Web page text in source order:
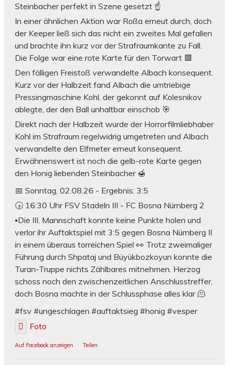
Steinbacher perfekt in Szene gesetzt ☝️
In einer ähnlichen Aktion war Roßa erneut durch, doch
der Keeper ließ sich das nicht ein zweites Mal gefallen
und brachte ihn kurz vor der Strafraumkante zu Fall.
Die Folge war eine rote Karte für den Torwart 🟥
Den fälligen Freistoß verwandelte Albach konsequent.
Kurz vor der Halbzeit fand Albach die umtriebige
Pressingmaschine Kohl, der gekonnt auf Kolesnikov
ablegte, der den Ball unhaltbar einschob 🎯
Direkt nach der Halbzeit wurde der Horrorfilmliebhaber
Kohl im Strafraum regelwidrig umgetreten und Albach
verwandelte den Elfmeter erneut konsequent.
Erwähnenswert ist noch die gelb-rote Karte gegen
den Honig liebenden Steinbacher 🍯
📅 Sonntag, 02.08.26 - Ergebnis: 3:5
🕟 16:30 Uhr FSV Stadeln III - FC Bosna Nürnberg 2
▪️Die III. Mannschaft konnte keine Punkte holen und
verlor ihr Auftaktspiel mit 3:5 gegen Bosna Nürnberg II
in einem überaus torreichen Spiel 👀 Trotz zweimaliger
Führung durch Shpataj und Büyükbozkoyun konnte die
Turan-Truppe nichts Zählbares mitnehmen. Herzog
schoss noch den zwischenzeitlichen Anschlusstreffer,
doch Bosna machte in der Schlussphase alles klar 🫠
#fsv #ungeschlagen #auftaktsieg #honig #vesper
Foto
Auf Facebook anzeigen · Teilen